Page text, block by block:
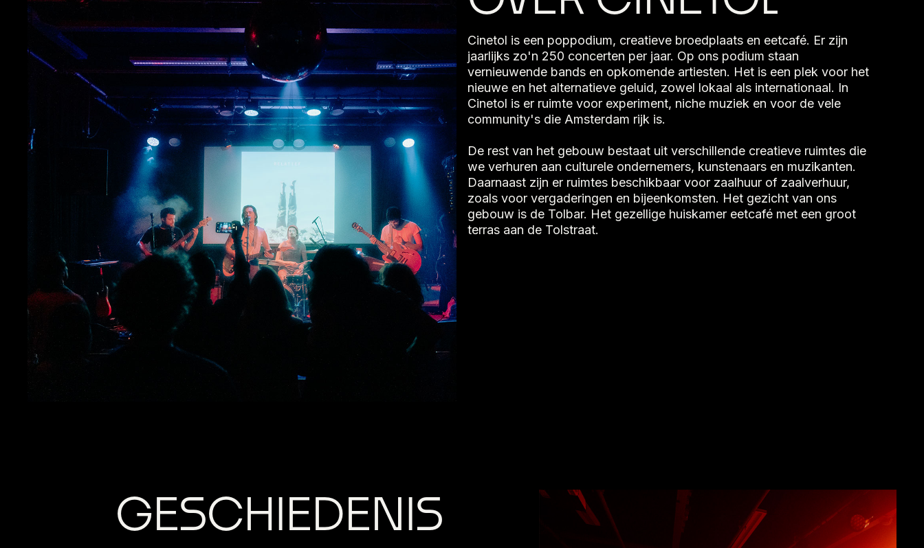
Cinetol is een poppodium, creatieve broedplaats en eetcafé. Er zijn
jaarlijks zo'n 250 concerten per jaar. Op ons podium staan
vernieuwende bands en opkomende artiesten. Het is een plek voor het
nieuwe en het alternatieve geluid, zowel lokaal als internationaal. In
Cinetol is er ruimte voor experiment, niche muziek en voor de vele
community's die Amsterdam rijk is.
De rest van het gebouw bestaat uit verschillende creatieve ruimtes die
we verhuren aan culturele ondernemers, kunstenaars en muzikanten.
Daarnaast zijn er ruimtes beschikbaar voor zaalhuur of zaalverhuur,
zoals voor vergaderingen en bijeenkomsten. Het gezicht van ons
gebouw is de Tolbar. Het gezellige huiskamer eetcafé met een groot
terras aan de Tolstraat.
GESCHIEDENIS